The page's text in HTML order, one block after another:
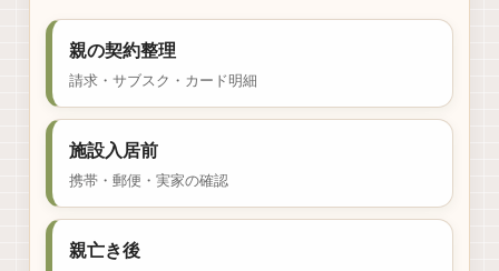
親の契約整理
請求・サブスク・カード明細
施設入居前
携帯・郵便・実家の確認
親亡き後